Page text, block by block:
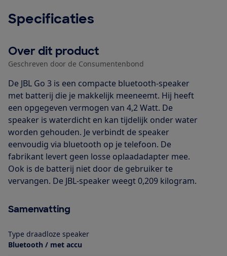
Specificaties
Over dit product
Geschreven door de Consumentenbond
De JBL Go 3 is een compacte bluetooth-speaker
met batterij die je makkelijk meeneemt. Hij heeft
een opgegeven vermogen van 4,2 Watt. De
speaker is waterdicht en kan tijdelijk onder water
worden gehouden. Je verbindt de speaker
eenvoudig via bluetooth op je telefoon. De
fabrikant levert geen losse oplaadadapter mee.
Ook is de batterij niet door de gebruiker te
vervangen. De JBL-speaker weegt 0,209 kilogram.
Samenvatting
Type draadloze speaker
Bluetooth / met accu